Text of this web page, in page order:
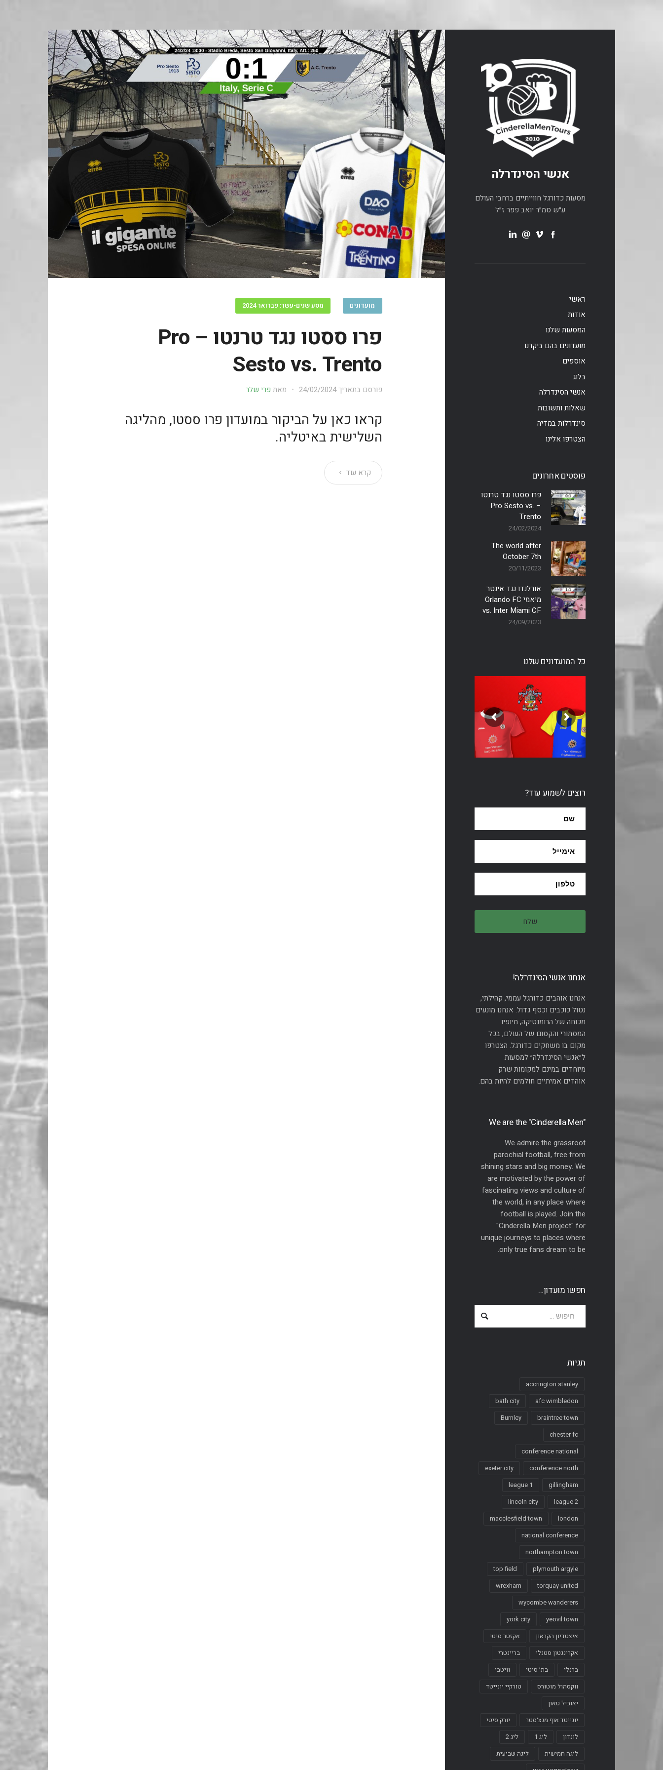
אנשי הסינדרלה
מסעות כדורגל חווייתיים ברחבי העולם
ע״ש סמ״ר יואב פפר ז״ל
ראשי
אודות
המסעות שלנו
מועדונים בהם ביקרנו
אוספים
בלוג
אנשי הסינדרלה
שאלות ותשובות
סינדרלות במדיה
הצטרפו אלינו
פוסטים אחרונים
פרו ססטו נגד טרנטו
– Pro Sesto vs.
Trento
24/02/2024
The world after
October 7th
20/11/2023
אורלנדו נגד אינטר
מיאמי Orlando FC
vs. Inter Miami CF
24/09/2023
כל המועדונים שלנו
רוצים לשמוע עוד?
אנחנו אנשי הסינדרלה!
אנחנו אוהבים כדורגל עממי, קהילתי,
נטול כוכבים וכסף גדול. אנחנו מונעים
מכוחה של הרומנטיקה, מיופיו
המסתורי והקסום של העולם, בכל
מקום בו משחקים כדורגל. הצטרפו
ל״אנשי הסינדרלה״ למסעות
מיוחדים במינם למקומות שרק
אוהדים אמיתיים חולמים להיות בהם.
"We are the "Cinderella Men
We admire the grassroot
parochial football, free from
shining stars and big money. We
are motivated by the power of
fascinating views and culture of
the world, in any place where
football is played. Join the
"Cinderella Men project" for
unique journeys to places where
only true fans dream to be.
חפשו מועדון…
תגיות
accrington stanley
afc wimbledon
bath city
braintree town
Burnley
chester fc
conference national
conference north
exeter city
gillingham
league 1
league 2
lincoln city
london
macclesfield town
national conference
northampton town
plymouth argyle
top field
torquay united
wrexham
wycombe wanderers
yeovil town
york city
איצטדיון הקראון
אקזטר סיטי
אקרינגטון סטנלי
בריינטרי
ברנלי
בת׳ סיטי
וויטבי
ווקסהול מוטורס
טורקיי יונייטד
יאוביל טאון
יונייטד אוף מנצ׳סטר
יורק סיטי
לונדון
ליג 1
ליג 2
ליגה חמישית
ליגה שביעית
מועדונים מסע שנים-עשר: פברואר 2024
פרו ססטו נגד טרנטו – Pro
Sesto vs. Trento
פורסם בתאריך24/02/2024 מאת פרי שלר
קראו כאן על הביקור במועדון פרו ססטו, מהליגה
השלישית באיטליה.
קרא עוד